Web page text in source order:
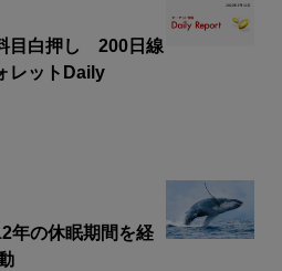
目白押し 200日線
レットDaily
年の休眠期間を経